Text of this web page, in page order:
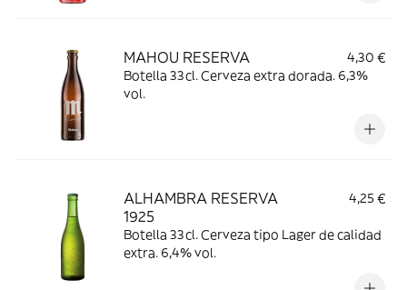
MAHOU RESERVA
4,30 €
Botella 33cl. Cerveza extra dorada. 6,3%
vol.
ALHAMBRA RESERVA
1925
4,25 €
Botella 33cl. Cerveza tipo Lager de calidad
extra. 6,4% vol.